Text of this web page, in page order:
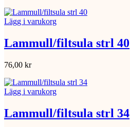
Lägg i varukorg
Lammull/filtsula strl 40
76,00 kr
Lägg i varukorg
Lammull/filtsula strl 34